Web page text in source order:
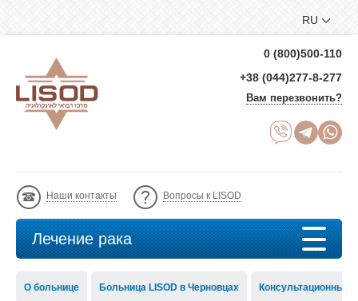
RU
0 (800)500-110
+38 (044)277-8-277
Вам перезвонить?
Наши контакты Вопросы к LISOD
Лечение рака
О больнице Больница LISOD в Черновцах Консультационный